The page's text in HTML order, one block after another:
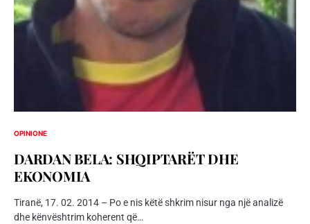
OPINIONE
DARDAN BELA: SHQIPTARËT DHE
EKONOMIA
Tiranë, 17. 02. 2014 – Po e nis këtë shkrim nisur nga një analizë
dhe kënvështrim koherent që…